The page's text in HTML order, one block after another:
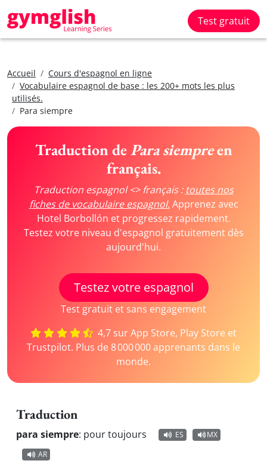
Test gratuit
Accueil
Cours d'espagnol en ligne
Vocabulaire espagnol de base : les 200+ mots les plus
utilisés.
Para siempre
Traduction dePara siempreen
français.
Traduction espagnol <> français : toutes nos
fiches de vocabulaire espagnol.Apprenez avec
Hotel Borbollón et progressez rapidement.
Testez votre niveau d'espagnol gratuitement dès
aujourd'hui.
Testez votre espagnol
Test gratuit et sans engagement
4,7 sur App Store, Play Store et
Trustpilot. Plus de 8 000 000 apprenants dans le
monde.
Traduction
para siempre: pour toujours ES
MX
AR